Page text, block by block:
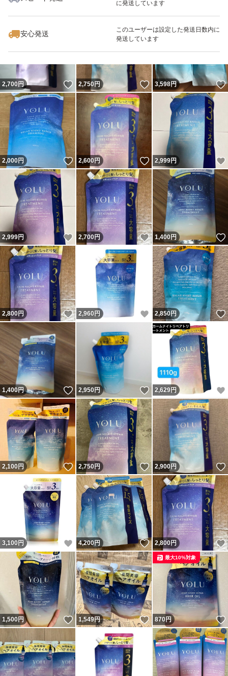
に発送しています
安心発送
このユーザーは設定した発送日数内に
発送しています
いいね！
2,699
2,700円 いいね！
2,750円 いいね！
3,598円
2,000円 いいね！
2,600円 いいね！
2,999円
2,999円 いいね！
2,700円 いいね！
1,400円
2,800円 いいね！
2,960 円 いいね！
2,850円
1,400円 いいね！
2,950円 いいね！
2,629円
2,100円 いいね！
2,750円 いいね！
2,900円
3,100 円 いいね！
4,200円 いいね！
2,800円
1,500円 いいね！
1,549円 いいね！
870円
最大10%対象